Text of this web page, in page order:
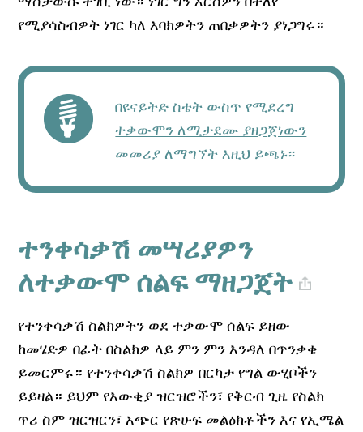
የሚያሳስብዎት ነገር ካለ እባክዎትን ጠበቃዎትን ያነጋግሩ።
በዩናይትድ ስቴት ውስጥ የሚደረግ
ተቃውሞን ለሚታደሙ ያዘጋጀነውን
መመሪያ ለማግኘት እዚህ ይጫኑ፡፡
ተንቀሳቃሽ መሣሪያዎን
ለተቃውሞ ሰልፍ ማዘጋጀት
የተንቀሳቃሽ ስልክዎትን ወደ ተቃውሞ ሰልፍ ይዘው
ከመሄድዎ በፊት በስልክዎ ላይ ምን ምን እንዳለ በጥንቃቄ
ይመርምሩ። የተንቀሳቃሽ ስልክዎ በርካታ የግል ውሂቦችን
ይይዛል። ይህም የእውቂያ ዝርዝሮችን፣ የቅርብ ጊዜ የስልክ
ጥሪ ስም ዝርዝርን፣ አጭር የጽሁፍ መልዕክቶችን እና የኢሜል